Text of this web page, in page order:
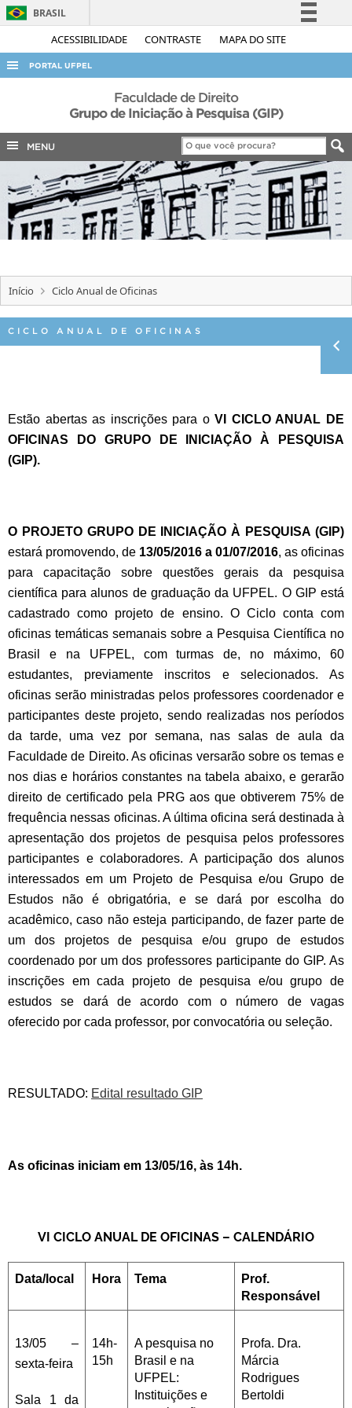
ACESSIBILIDADE CONTRASTE MAPA DO SITE
BRASIL
Simplifique!
Acesso à informação
Legislação
Canais
PORTAL UFPEL
ACESSO À INFORMAÇÃO
AUDITORIA
COBALTO
CONCURSOS
EDITAIS
INTERNACIONAL
PORTARIAS
TELEFONES
Faculdade de Direito
Grupo de Iniciação à Pesquisa (GIP)
MENU
Início Ciclo Anual de Oficinas
CICLO ANUAL DE OFICINAS
Estão abertas as inscrições para oVI CICLO ANUAL DE
OFICINAS DO GRUPO DE INICIAÇÃO À PESQUISA
(GIP).
O PROJETO GRUPO DE INICIAÇÃO À PESQUISA (GIP)
estará promovendo, de 13/05/2016 a 01/07/2016, as oficinas
para capacitação sobre questões gerais da pesquisa
científica para alunos de graduação da UFPEL. O GIP está
cadastrado como projeto de ensino. O Ciclo conta com
oficinas temáticas semanais sobre a Pesquisa Científica no
Brasil e na UFPEL, com turmas de, no máximo, 60
estudantes, previamente inscritos e selecionados. As
oficinas serão ministradas pelos professores coordenador e
participantes deste projeto, sendo realizadas nos períodos
da tarde, uma vez por semana, nas salas de aula da
Faculdade de Direito. As oficinas versarão sobre os temas e
nos dias e horários constantes na tabela abaixo, e gerarão
direito de certificado pela PRG aos que obtiverem 75% de
frequência nessas oficinas. A última oficina será destinada à
apresentação dos projetos de pesquisa pelos professores
participantes e colaboradores. A participação dos alunos
interessados em um Projeto de Pesquisa e/ou Grupo de
Estudos não é obrigatória, e se dará por escolha do
acadêmico, caso não esteja participando, de fazer parte de
um dos projetos de pesquisa e/ou grupo de estudos
coordenado por um dos professores participante do GIP. As
inscrições em cada projeto de pesquisa e/ou grupo de
estudos se dará de acordo com o número de vagas
oferecido por cada professor, por convocatória ou seleção.
RESULTADO: Edital resultado GIP
As oficinas iniciam em 13/05/16, às 14h.
VI CICLO ANUAL DE OFICINAS – CALENDÁRIO
Data/local Hora Tema
Prof.
Responsável
13/05 –
sexta-feira
Sala 1 da
14h-
15h
A pesquisa no
Brasil e na
UFPEL:
Instituições e
Profa. Dra.
Márcia
Rodrigues
Bertoldi